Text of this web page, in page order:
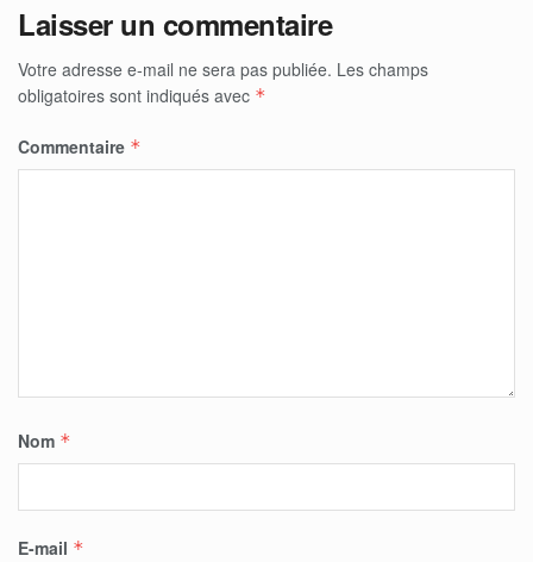
Laisser un commentaire
Votre adresse e-mail ne sera pas publiée. Les champs
obligatoires sont indiqués avec *
Commentaire *
Nom *
E-mail *